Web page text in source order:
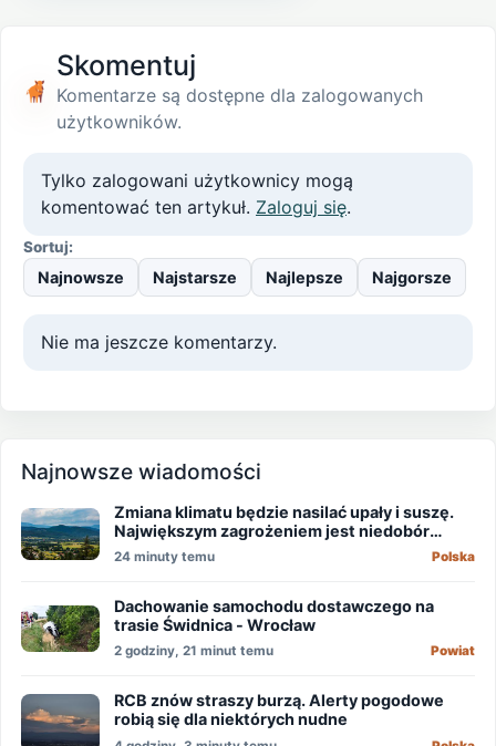
Skomentuj
Komentarze są dostępne dla zalogowanych
użytkowników.
Tylko zalogowani użytkownicy mogą
komentować ten artykuł. Zaloguj się.
Sortuj:
Najnowsze Najstarsze Najlepsze Najgorsze
Nie ma jeszcze komentarzy.
Najnowsze wiadomości
Zmiana klimatu będzie nasilać upały i suszę.
Największym zagrożeniem jest niedobór
wody
24 minuty temu Polska
Dachowanie samochodu dostawczego na
trasie Świdnica - Wrocław
2 godziny, 21 minut temu Powiat
RCB znów straszy burzą. Alerty pogodowe
robią się dla niektórych nudne